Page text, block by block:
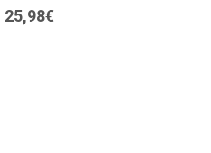
25,98€